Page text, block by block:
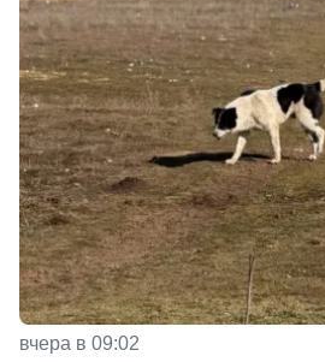
вчера в 09:02